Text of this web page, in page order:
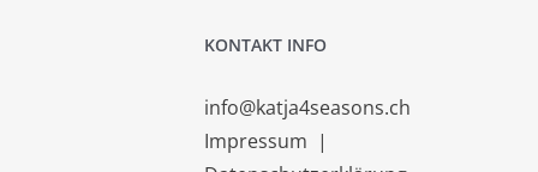
KONTAKT INFO
info@katja4seasons.ch
Impressum |